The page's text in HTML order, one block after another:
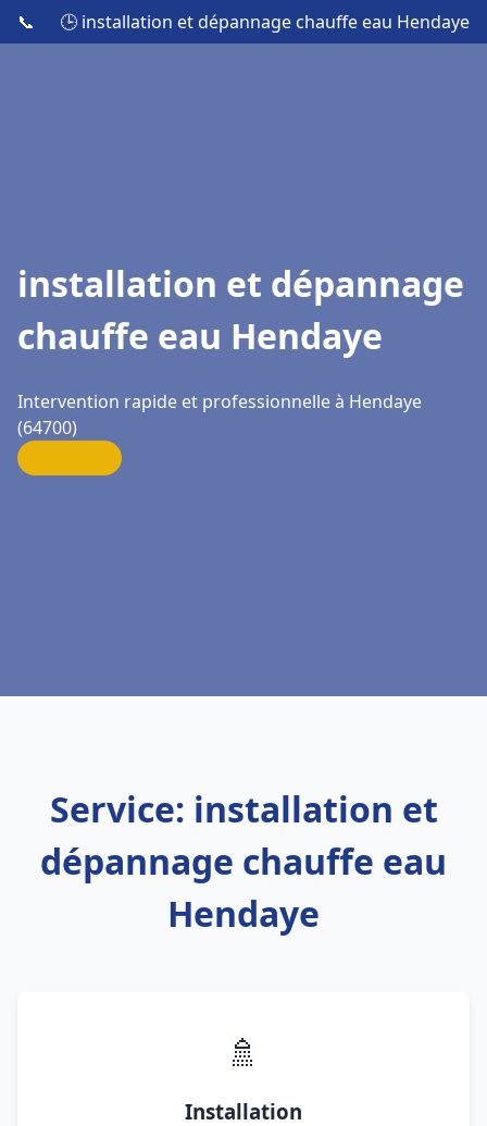
📞 🕒 installation et dépannage chauffe eau Hendaye
installation et dépannage
chauffe eau Hendaye
Intervention rapide et professionnelle à Hendaye
(64700)
Service: installation et
dépannage chauffe eau
Hendaye
🚿
Installation